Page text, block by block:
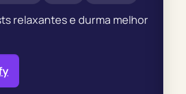
relaxantes e durma melhor